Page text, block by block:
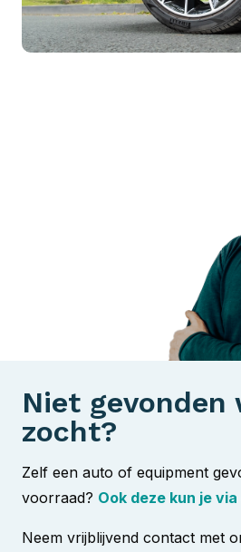
Niet gevonden
zocht?
Zelf een auto of equipment
voorraad? Ook deze kun je
Neem vrijblijvend contact met